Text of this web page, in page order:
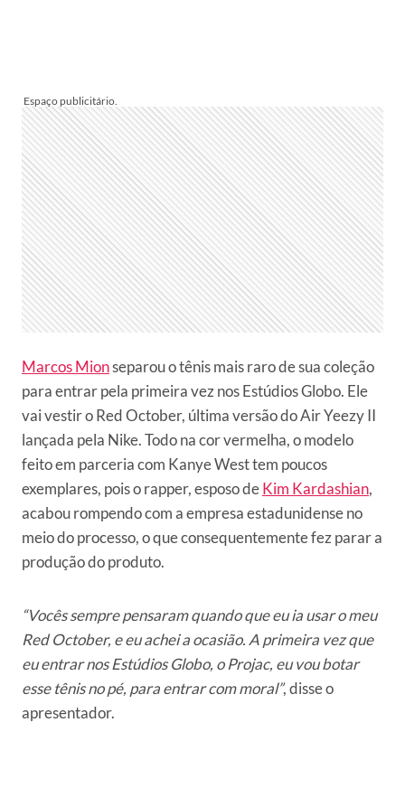
Marcos Mionseparou o tênis mais raro de sua coleção
para entrar pela primeira vez nos Estúdios Globo. Ele
vai vestir o Red October, última versão do Air Yeezy II
lançada pela Nike. Todo na cor vermelha, o modelo
feito em parceria com Kanye West tem poucos
exemplares, pois o rapper, esposo deKim Kardashian,
acabou rompendo com a empresa estadunidense no
meio do processo, o que consequentemente fez parar a
produção do produto.
“Vocês sempre pensaram quando que eu ia usar o meu
Red October, e eu achei a ocasião. A primeira vez que
eu entrar nos Estúdios Globo, o Projac, eu vou botar
esse tênis no pé, para entrar com moral”, disse o
apresentador.